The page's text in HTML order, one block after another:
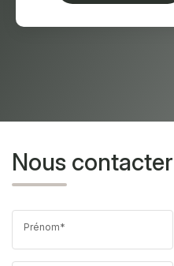
Nous contacter
Prénom*